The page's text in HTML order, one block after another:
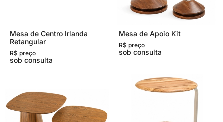
Mesa de Centro Irlanda
Retangular
R$ preço
sob consulta
Mesa de Apoio Kit
R$ preço
sob consulta